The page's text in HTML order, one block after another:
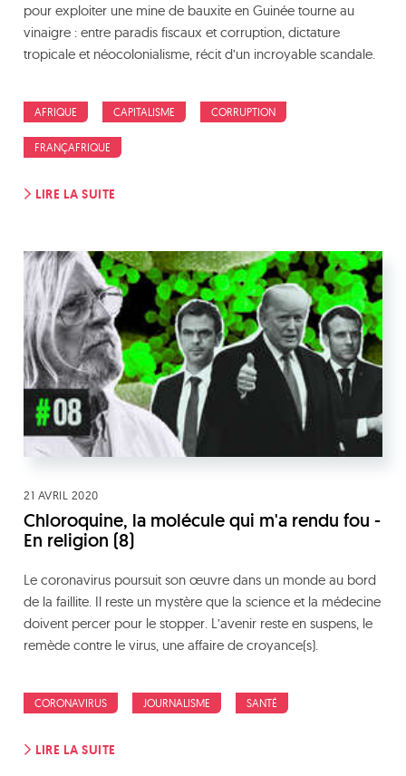
pour exploiter une mine de bauxite en Guinée tourne au
vinaigre : entre paradis fiscaux et corruption, dictature
tropicale et néocolonialisme, récit d’un incroyable scandale.
AFRIQUE CAPITALISME CORRUPTION
FRANÇAFRIQUE
LIRE LA SUITE
21 AVRIL 2020
Chloroquine, la molécule qui m'a rendu fou -
En religion (8)
Le coronavirus poursuit son œuvre dans un monde au bord
de la faillite. Il reste un mystère que la science et la médecine
doivent percer pour le stopper. L’avenir reste en suspens, le
remède contre le virus, une affaire de croyance(s).
CORONAVIRUS JOURNALISME SANTÉ
LIRE LA SUITE